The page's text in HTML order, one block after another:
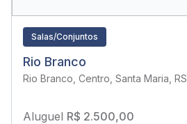
Salas/Conjuntos
Rio Branco
Rio Branco, Centro, Santa Maria, RS
Aluguel R$ 2.500,00